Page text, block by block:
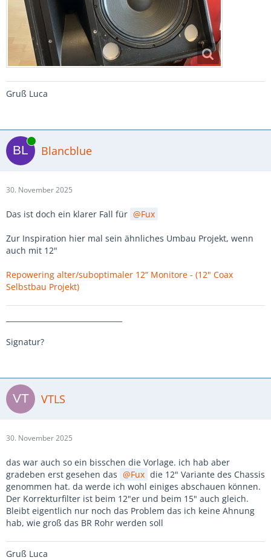
Gruß Luca
Online
Blancblue
30. November 2025
Das ist doch ein klarer Fall für Fux
Zur Inspiration hier mal sein ähnliches Umbau Projekt, wenn
auch mit 12"
Repowering alter/suboptimaler 12“ Monitore - (12" Coax
Selbstbau Projekt)
Signatur?
VTLS
30. November 2025
das war auch so ein bisschen die Vorlage. ich hab aber
gradeben erst gesehen das
Fux die 12" Variante des Chassis
genommen hat. da werde ich wohl einiges abschauen können.
Der Korrekturfilter ist beim 12"er und beim 15" auch gleich.
Bleibt eigentlich nur noch das Problem das ich keine Ahnung
hab, wie groß das BR Rohr werden soll
Gruß Luca